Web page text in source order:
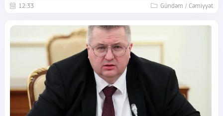
12:33 Gündəm / Cəmiyyət